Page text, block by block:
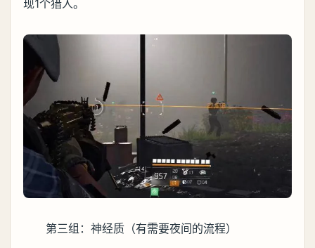
现1个猎人。
第三组：神经质（有需要夜间的流程）